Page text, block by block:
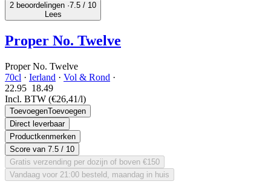
2 beoordelingen ·7.5 / 10
Lees
Proper No. Twelve
Proper No. Twelve
70cl · Ierland · Vol & Rond ·
22.95 18.49
Incl. BTW (€26,41/l)
ToevoegenToevoegen
Direct leverbaar
Productkenmerken
Score van 7.5 / 10
Gratis verzending per dozijn of boven €150
Vandaag voor 21:00 besteld, maandag in huis